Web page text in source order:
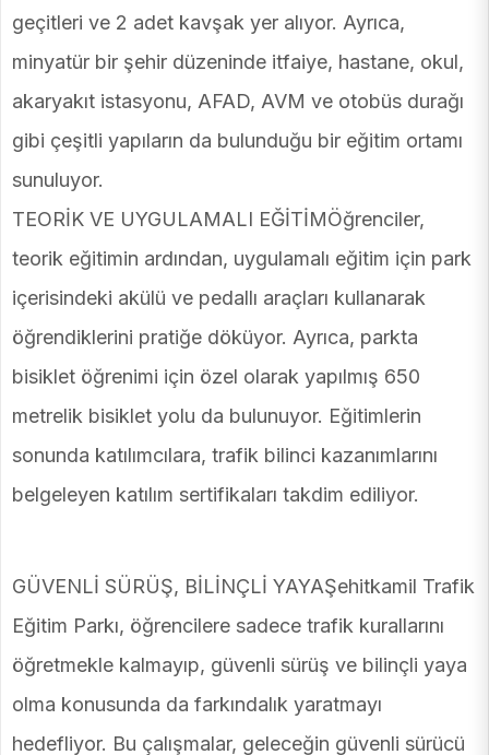
geçitleri ve 2 adet kavşak yer alıyor. Ayrıca,
minyatür bir şehir düzeninde itfaiye, hastane, okul,
akaryakıt istasyonu, AFAD, AVM ve otobüs durağı
gibi çeşitli yapıların da bulunduğu bir eğitim ortamı
sunuluyor.
TEORİK VE UYGULAMALI EĞİTİMÖğrenciler,
teorik eğitimin ardından, uygulamalı eğitim için park
içerisindeki akülü ve pedallı araçları kullanarak
öğrendiklerini pratiğe döküyor. Ayrıca, parkta
bisiklet öğrenimi için özel olarak yapılmış 650
metrelik bisiklet yolu da bulunuyor. Eğitimlerin
sonunda katılımcılara, trafik bilinci kazanımlarını
belgeleyen katılım sertifikaları takdim ediliyor.
GÜVENLİ SÜRÜŞ, BİLİNÇLİ YAYAŞehitkamil Trafik
Eğitim Parkı, öğrencilere sadece trafik kurallarını
öğretmekle kalmayıp, güvenli sürüş ve bilinçli yaya
olma konusunda da farkındalık yaratmayı
hedefliyor. Bu çalışmalar, geleceğin güvenli sürücü